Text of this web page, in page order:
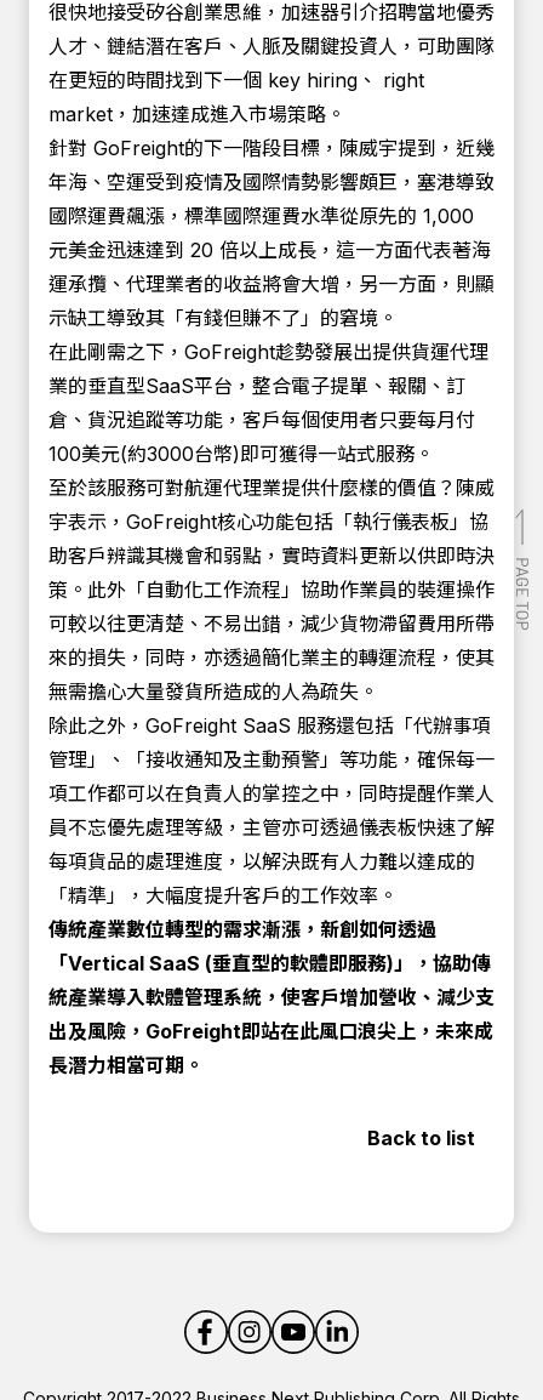
很快地接受矽谷創業思維，加速器引介招聘當地優秀
人才、鏈結潛在客戶、人脈及關鍵投資人，可助團隊
在更短的時間找到下一個 key hiring、 right
market，加速達成進入市場策略。
針對 GoFreight的下一階段目標，陳威宇提到，近幾
年海、空運受到疫情及國際情勢影響頗巨，塞港導致
國際運費飆漲，標準國際運費水準從原先的 1,000
元美金迅速達到 20 倍以上成長，這一方面代表著海
運承攬、代理業者的收益將會大增，另一方面，則顯
示缺工導致其「有錢但賺不了」的窘境。
在此剛需之下，GoFreight趁勢發展出提供貨運代理
業的垂直型SaaS平台，整合電子提單、報關、訂
倉、貨況追蹤等功能，客戶每個使用者只要每月付
100美元(約3000台幣)即可獲得一站式服務。
至於該服務可對航運代理業提供什麼樣的價值？陳威
宇表示，GoFreight核心功能包括「執行儀表板」協
助客戶辨識其機會和弱點，實時資料更新以供即時決
策。此外「自動化工作流程」協助作業員的裝運操作
可較以往更清楚、不易出錯，減少貨物滯留費用所帶
來的損失，同時，亦透過簡化業主的轉運流程，使其
無需擔心大量發貨所造成的人為疏失。
除此之外，GoFreight SaaS 服務還包括「代辦事項
管理」、「接收通知及主動預警」等功能，確保每一
項工作都可以在負責人的掌控之中，同時提醒作業人
員不忘優先處理等級，主管亦可透過儀表板快速了解
每項貨品的處理進度，以解決既有人力難以達成的
「精準」，大幅度提升客戶的工作效率。
傳統產業數位轉型的需求漸漲，新創如何透過
「Vertical SaaS (垂直型的軟體即服務)」，協助傳
統產業導入軟體管理系統，使客戶增加營收、減少支
出及風險，GoFreight即站在此風口浪尖上，未來成
長潛力相當可期。
Back to list